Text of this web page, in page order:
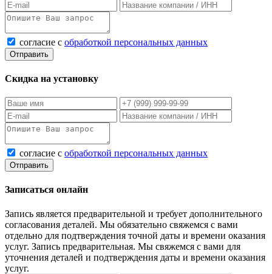
согласие с обработкой персональных данных
Отправить
Скидка на установку
согласие с обработкой персональных данных
Отправить
Записаться онлайн
Запись является предварительной и требует дополнительного
согласования деталей. Мы обязательно свяжемся с вами
отдельно для подтверждения точной даты и времени оказания
услуг. Запись предварительная. Мы свяжемся с вами для
уточнения деталей и подтверждения даты и времени оказания
услуг.